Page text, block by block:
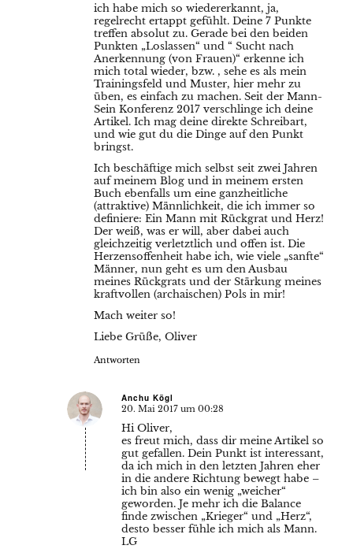
ich habe mich so wiedererkannt, ja,
regelrecht ertappt gefühlt. Deine 7 Punkte
treffen absolut zu. Gerade bei den beiden
Punkten „Loslassen“ und “ Sucht nach
Anerkennung (von Frauen)“ erkenne ich
mich total wieder, bzw. , sehe es als mein
Trainingsfeld und Muster, hier mehr zu
üben, es einfach zu machen. Seit der Mann-
Sein Konferenz 2017 verschlinge ich deine
Artikel. Ich mag deine direkte Schreibart,
und wie gut du die Dinge auf den Punkt
bringst.
Ich beschäftige mich selbst seit zwei Jahren
auf meinem Blog und in meinem ersten
Buch ebenfalls um eine ganzheitliche
(attraktive) Männlichkeit, die ich immer so
definiere: Ein Mann mit Rückgrat und Herz!
Der weiß, was er will, aber dabei auch
gleichzeitig verletztlich und offen ist. Die
Herzensoffenheit habe ich, wie viele „sanfte“
Männer, nun geht es um den Ausbau
meines Rückgrats und der Stärkung meines
kraftvollen (archaischen) Pols in mir!
Mach weiter so!
Liebe Grüße, Oliver
Antworten
Anchu Kögl
20. Mai 2017 um 00:28
Hi Oliver,
es freut mich, dass dir meine Artikel so
gut gefallen. Dein Punkt ist interessant,
da ich mich in den letzten Jahren eher
in die andere Richtung bewegt habe –
ich bin also ein wenig „weicher“
geworden. Je mehr ich die Balance
finde zwischen „Krieger“ und „Herz“,
desto besser fühle ich mich als Mann.
LG